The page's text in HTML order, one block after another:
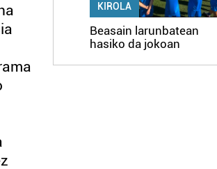
KIROLA
Beasain larunbatean
hasiko da jokoan